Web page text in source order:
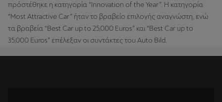
πρόστέθηκε η κατηγορία “Innovation of the Year”. Η κατηγορία
“Most Attractive Car” ήταν το βραβείο επιλογής αναγνώστη, ενώ
τα βραβεία “Best Car up to 25,000 Euros” και “Best Car up to
35,000 Euros” επέλεξαν οι συντάκτες του Auto Bild.